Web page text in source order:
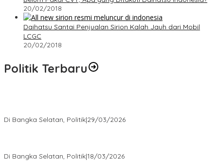
20/02/2018
Daihatsu Santai Penjualan Sirion Kalah Jauh dari Mobil
LCGC
20/02/2018
Politik Terbaru
Di Bangka Selatan, Politik|29/03/2026
Di Bangka Selatan, Politik|18/03/2026